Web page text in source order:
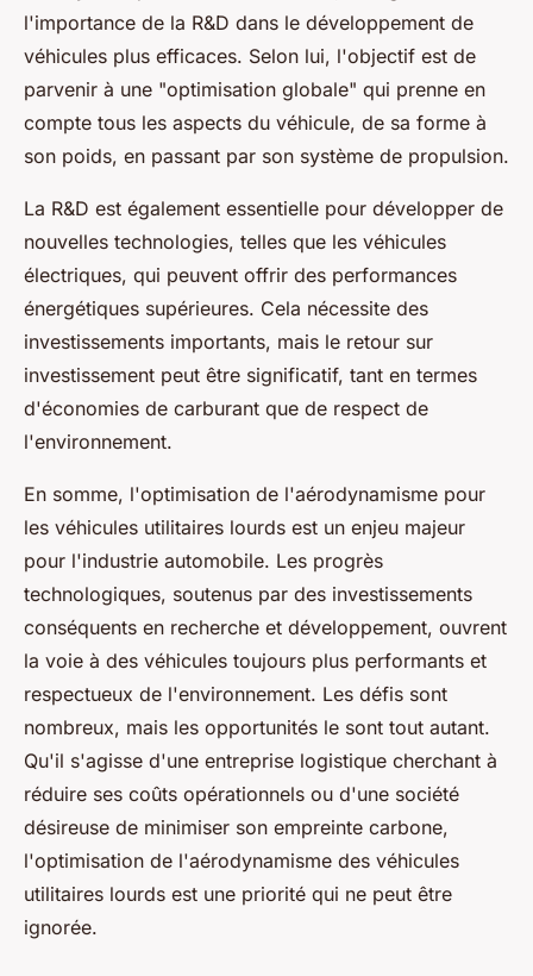
l'importance de la R&D dans le développement de
véhicules plus efficaces. Selon lui, l'objectif est de
parvenir à une "optimisation globale" qui prenne en
compte tous les aspects du véhicule, de sa forme à
son poids, en passant par son système de propulsion.
La R&D est également essentielle pour développer de
nouvelles technologies, telles que les véhicules
électriques, qui peuvent offrir des performances
énergétiques supérieures. Cela nécessite des
investissements importants, mais le retour sur
investissement peut être significatif, tant en termes
d'économies de carburant que de respect de
l'environnement.
En somme, l'optimisation de l'aérodynamisme pour
les véhicules utilitaires lourds est un enjeu majeur
pour l'industrie automobile. Les progrès
technologiques, soutenus par des investissements
conséquents en recherche et développement, ouvrent
la voie à des véhicules toujours plus performants et
respectueux de l'environnement. Les défis sont
nombreux, mais les opportunités le sont tout autant.
Qu'il s'agisse d'une entreprise logistique cherchant à
réduire ses coûts opérationnels ou d'une société
désireuse de minimiser son empreinte carbone,
l'optimisation de l'aérodynamisme des véhicules
utilitaires lourds est une priorité qui ne peut être
ignorée.